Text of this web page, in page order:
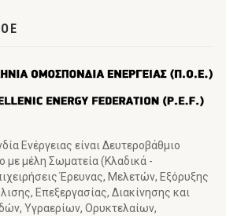
Ενέργειας είναι Δευτεροβάθμιο
με μέλη Σωματεία (Κλαδικά -
Έρευνας, Μελετών, Εξόρυξης
Επεξεργασίας, Διακίνησης και
Υγραερίων, Ορυκτελαίων,